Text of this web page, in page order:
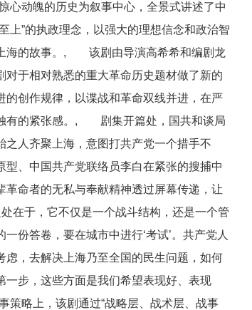
心动魄的历史为叙事中心，全景式讲述了中
上”的执政理念，以强大的理想信念和政治智
海的故事。, 该剧由导演高希希和编剧龙
于相对熟悉的重大革命历史题材做了新的
创作规律，以谍战和革命双线并进，在严
有的紧张感。, 剧集开篇处，国共和谈局
人齐聚上海，意图打共产党一个措手不
、中国共产党联络员李白在紧张的搜捕中
命者的无私与奉献精神透过屏幕传递，让
于，它不仅是一个战斗结构，还是一个管
份答卷，要在城市中进行‘考试’。共产党人
，去解决上海乃至全国的民生问题，如何
步，这些方面是我们希望表现好、表现
策略上，该剧通过“战略层、战术层、战事